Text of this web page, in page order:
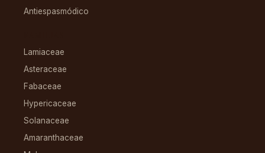
Antiespasmódico
Lamiaceae
Asteraceae
Fabaceae
Hypericaceae
Solanaceae
Amaranthaceae